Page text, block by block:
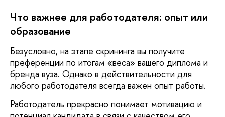
Что важнее для работодателя: опыт или
образование
Безусловно, на этапе скрининга вы получите
преференции по итогам «веса» вашего диплома и
бренда вуза. Однако в действительности для
любого работодателя всегда важен опыт работы.
Работодатель прекрасно понимает мотивацию и